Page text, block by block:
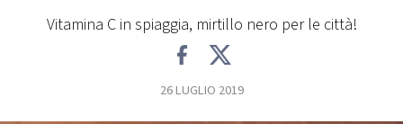
Vitamina C in spiaggia, mirtillo nero per le città!
26 LUGLIO 2019